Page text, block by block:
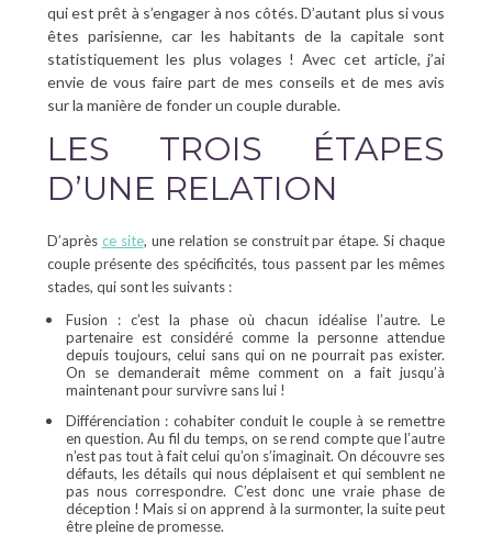
qui est prêt à s’engager à nos côtés. D’autant plus si vous
êtes parisienne, car les habitants de la capitale sont
statistiquement les plus volages ! Avec cet article, j’ai
envie de vous faire part de mes conseils et de mes avis
sur la manière de fonder un couple durable.
LES TROIS ÉTAPES
D’UNE RELATION
D’après ce site, une relation se construit par étape. Si chaque
couple présente des spécificités, tous passent par les mêmes
stades, qui sont les suivants :
Fusion : c’est la phase où chacun idéalise l’autre. Le
partenaire est considéré comme la personne attendue
depuis toujours, celui sans qui on ne pourrait pas exister.
On se demanderait même comment on a fait jusqu’à
maintenant pour survivre sans lui !
Différenciation : cohabiter conduit le couple à se remettre
en question. Au fil du temps, on se rend compte que l’autre
n’est pas tout à fait celui qu’on s’imaginait. On découvre ses
défauts, les détails qui nous déplaisent et qui semblent ne
pas nous correspondre. C’est donc une vraie phase de
déception ! Mais si on apprend à la surmonter, la suite peut
être pleine de promesse.